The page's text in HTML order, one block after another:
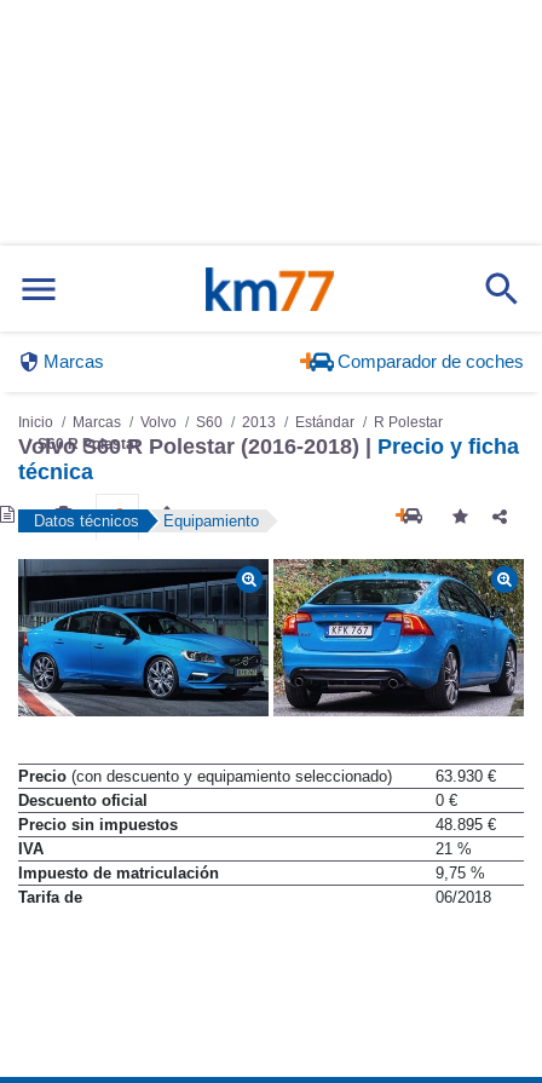
Marcas Comparador de coches
Inicio Marcas Volvo S60 2013 Estándar
R Polestar
S60 R Polestar
Volvo S60 R Polestar (2016-2018) | Precio y ficha
técnica
Datos técnicos Equipamiento
Precio (con descuento y equipamiento seleccionado)
63.930 €
Descuento oficial
0 €
Precio sin impuestos
48.895 €
IVA
21 %
Impuesto de matriculación
9,75 %
Tarifa de
06/2018